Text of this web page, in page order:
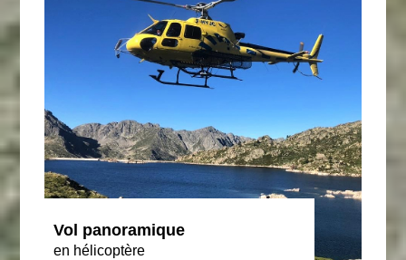
Vol panoramique
en hélicoptère